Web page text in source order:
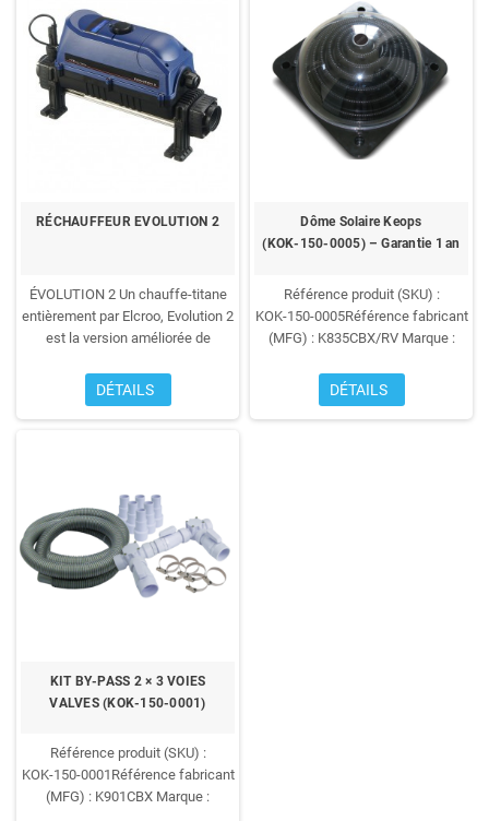
polyamide insensible à la
corrosionCompatible électrolyse
RÉCHAUFFEUR EVOLUTION 2
ÉVOLUTION 2 Un chauffe-titane
entièrement par Elcroo, Evolution 2
est la version améliorée de
précâblée
Commutateur de débit
ultra fiable, permet un
fonctionnement en toute sécurité
Garantie 2 ans
DÉTAILS
Dôme Solaire Keops
(KOK‑150‑0005) – Garantie 1 an
Référence produit (SKU) :
KOK‑150‑0005Référence fabricant
(MFG) : K835CBX/RV Marque :
environ 7,1 kgGarantie : 1 an
(conforme aux affichages de
revendeurs fr ou guide produits)
DÉTAILS
KIT BY‑PASS 2 × 3 VOIES
VALVES (KOK‑150‑0001)
Référence produit (SKU) :
KOK‑150‑0001Référence fabricant
(MFG) : K901CBX Marque :